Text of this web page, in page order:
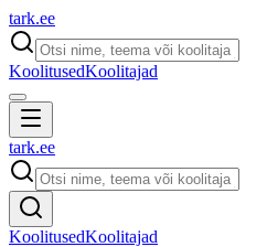
tark.ee
KoolitusedKoolitajad
tark.ee
KoolitusedKoolitajad